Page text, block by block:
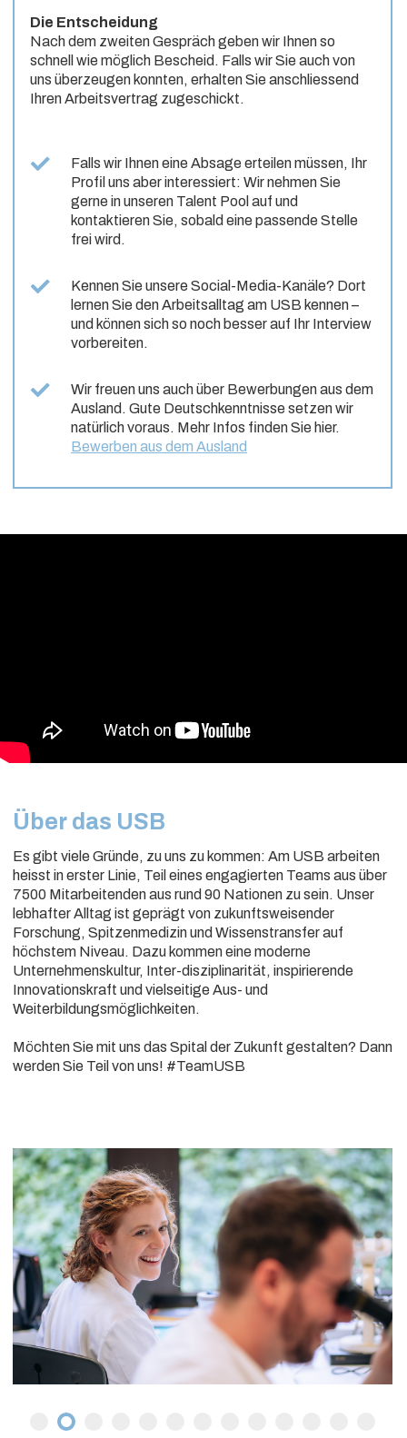
Die Entscheidung
Nach dem zweiten Gespräch geben wir Ihnen so
schnell wie möglich Bescheid. Falls wir Sie auch von
uns überzeugen konnten, erhalten Sie anschliessend
Ihren Arbeitsvertrag zugeschickt.
Falls wir Ihnen eine Absage erteilen müssen, Ihr
Profil uns aber interessiert: Wir nehmen Sie
gerne in unseren Talent Pool auf und
kontaktieren Sie, sobald eine passende Stelle
frei wird.
Kennen Sie unsere Social-Media-Kanäle? Dort
lernen Sie den Arbeitsalltag am USB kennen –
und können sich so noch besser auf Ihr Interview
vorbereiten.
Wir freuen uns auch über Bewerbungen aus dem
Ausland. Gute Deutschkenntnisse setzen wir
natürlich voraus. Mehr Infos finden Sie hier.
Bewerben aus dem Ausland
Über das USB
Es gibt viele Gründe, zu uns zu kommen: Am USB arbeiten
heisst in erster Linie, Teil eines engagierten Teams aus über
7500 Mitarbeitenden aus rund 90 Nationen zu sein. Unser
lebhafter Alltag ist geprägt von zukunftsweisender
Forschung, Spitzenmedizin und Wissenstransfer auf
höchstem Niveau. Dazu kommen eine moderne
Unternehmenskultur, Inter-disziplinarität, inspirierende
Innovationskraft und vielseitige Aus- und
Weiterbildungsmöglichkeiten.
Möchten Sie mit uns das Spital der Zukunft gestalten? Dann
werden Sie Teil von uns! #TeamUSB